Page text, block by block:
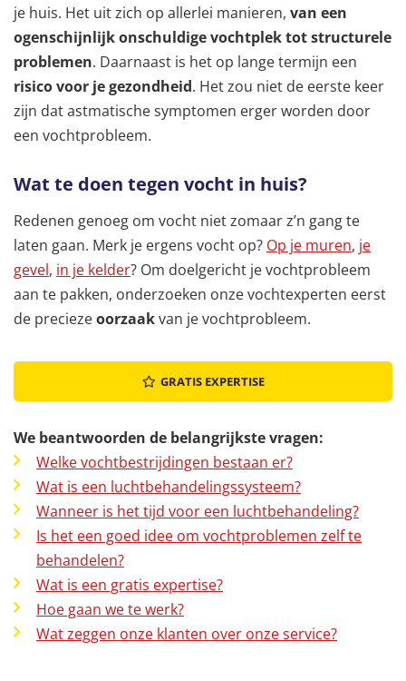
je huis. Het uit zich op allerlei manieren, van een
ogenschijnlijk onschuldige vochtplek tot structurele
problemen. Daarnaast is het op lange termijn een
risico voor je gezondheid. Het zou niet de eerste keer
zijn dat astmatische symptomen erger worden door
een vochtprobleem.
Wat te doen tegen vocht in huis?
Redenen genoeg om vocht niet zomaar z’n gang te
laten gaan. Merk je ergens vocht op? Op je muren, je
gevel, in je kelder? Om doelgericht je vochtprobleem
aan te pakken, onderzoeken onze vochtexperten eerst
de preciezeoorzaakvan je vochtprobleem.
GRATIS EXPERTISE
We beantwoorden de belangrijkste vragen:
Welke vochtbestrijdingen bestaan er?
Wat is een luchtbehandelingssysteem?
Wanneer is het tijd voor een luchtbehandeling?
Is het een goed idee om vochtproblemen zelf te
behandelen?
Wat is een gratis expertise?
Hoe gaan we te werk?
Wat zeggen onze klanten over onze service?